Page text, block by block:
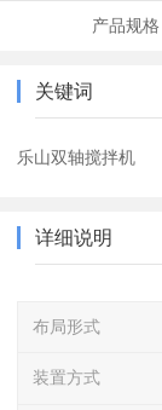
产品规格
关键词
乐山双轴搅拌机
详细说明
布局形式
装置方式